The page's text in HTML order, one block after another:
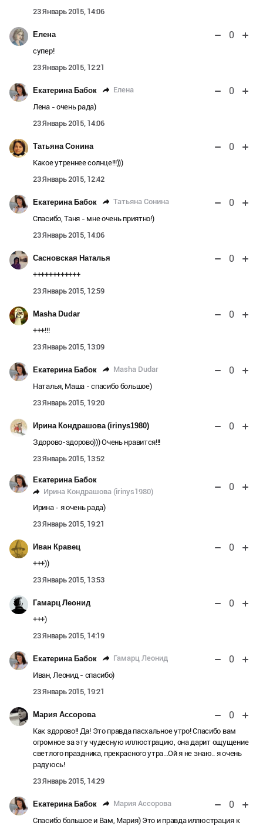
23 Январь 2015, 14:06
Елена 0
супер!
23 Январь 2015, 12:21
Екатерина Бабок Елена 0
Лена - очень рада)
23 Январь 2015, 14:06
Татьяна Сонина 0
Какое утреннее солнце!!!)))
23 Январь 2015, 12:42
Екатерина Бабок Татьяна Сонина 0
Спасибо, Таня - мне очень приятно!)
23 Январь 2015, 14:06
Сасновская Наталья 0
++++++++++++
23 Январь 2015, 12:59
Masha Dudar 0
+++!!!
23 Январь 2015, 13:09
Екатерина Бабок Masha Dudar 0
Наталья, Маша - спасибо большое)
23 Январь 2015, 19:20
Ирина Кондрашова (irinys1980) 0
Здорово-здорово))) Очень нравится!!!
23 Январь 2015, 13:52
Екатерина Бабок
Ирина Кондрашова (irinys1980)
0
Ирина - я очень рада)
23 Январь 2015, 19:21
Иван Кравец 0
+++))
23 Январь 2015, 13:53
Гамарц Леонид 0
+++)
23 Январь 2015, 14:19
Екатерина Бабок Гамарц Леонид 0
Иван, Леонид - спасибо)
23 Январь 2015, 19:21
Мария Ассорова 0
Как здорово!! Да! Это правда пасхальное утро! Спасибо вам
огромное за эту чудесную иллюстрацию, она дарит ощущение
светлого праздника, прекрасного утра...Ой я не знаю.. я очень
радуюсь!
23 Январь 2015, 14:29
Екатерина Бабок Мария Ассорова 0
Спасибо большое и Вам, Мария) Это и правда иллюстрация к